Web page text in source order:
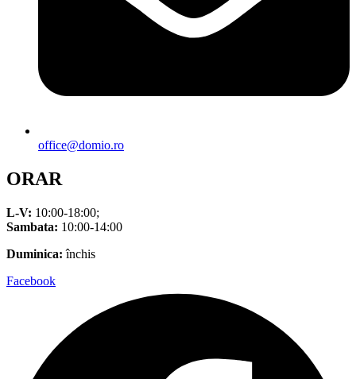
office@domio.ro
ORAR
L-V: 10:00-18:00;
Sambata: 10:00-14:00
Duminica: închis
Facebook